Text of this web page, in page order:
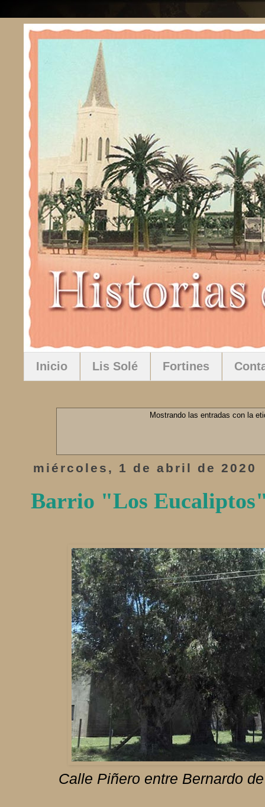
Inicio Lis Solé Fortines
Mostrando las entradas con la
miércoles, 1 de abril de 2020
Barrio "Los
Calle Piñero entre Bernardo